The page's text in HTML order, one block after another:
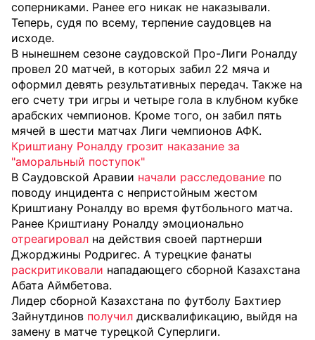
соперниками. Ранее его никак не наказывали.
Теперь, судя по всему, терпение саудовцев на
исходе.
В нынешнем сезоне саудовской Про-Лиги Роналду
провел 20 матчей, в которых забил 22 мяча и
оформил девять результативных передач. Также на
его счету три игры и четыре гола в клубном кубке
арабских чемпионов. Кроме того, он забил пять
мячей в шести матчах Лиги чемпионов АФК.
Криштиану Роналду грозит наказание за
"аморальный поступок"
В Саудовской Аравии начали расследование по
поводу инцидента с непристойным жестом
Криштиану Роналду во время футбольного матча.
Ранее Криштиану Роналду эмоционально
отреагировал на действия своей партнерши
Джорджины Родригес. А турецкие фанаты
раскритиковали нападающего сборной Казахстана
Абата Аймбетова.
Лидер сборной Казахстана по футболу Бахтиер
Зайнутдинов получил дисквалификацию, выйдя на
замену в матче турецкой Суперлиги.